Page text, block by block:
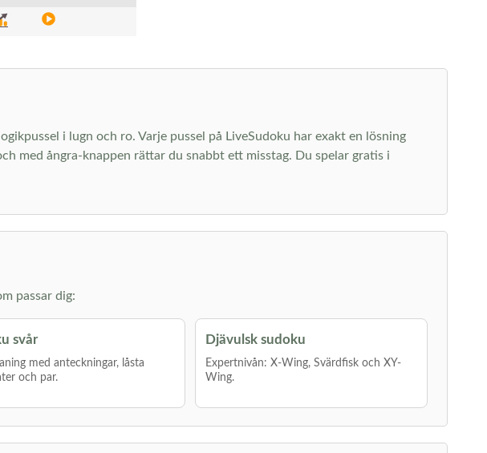
i lugn och ro. Varje pussel på LiveSudoku har exakt en lösning
med ångra-knappen rättar du snabbt ett misstag. Du spelar gratis i
passar dig:
svår
med anteckningar, låsta
och par.
Djävulsk sudoku
Expertnivån: X-Wing, Svärdfisk och XY-
Wing.